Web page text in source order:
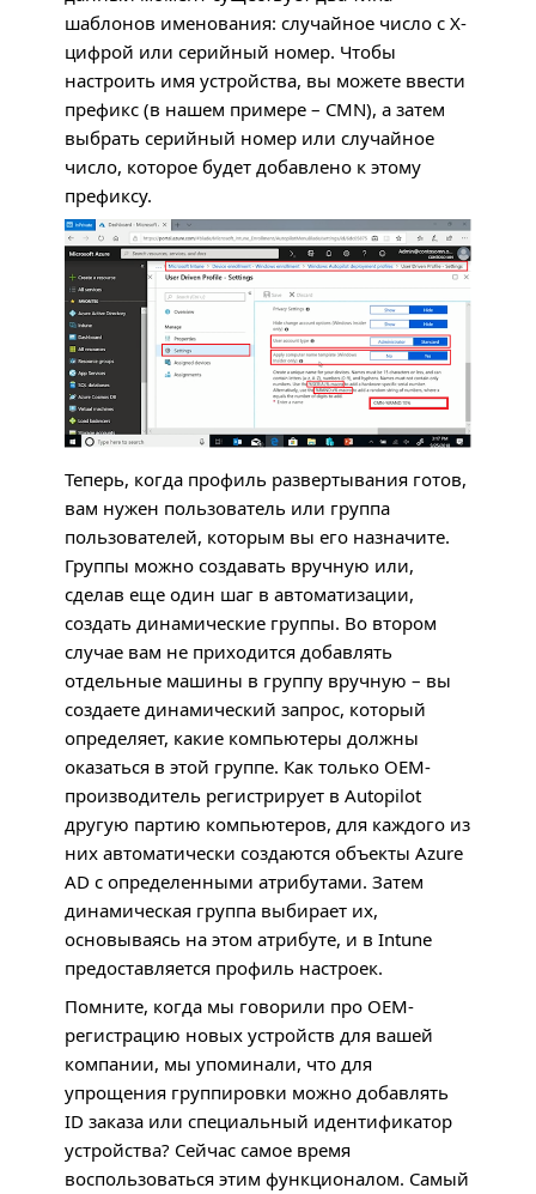
шаблонов именования: случайное число с X-
цифрой или серийный номер. Чтобы
настроить имя устройства, вы можете ввести
префикс (в нашем примере – CMN), а затем
выбрать серийный номер или случайное
число, которое будет добавлено к этому
префиксу.
Теперь, когда профиль развертывания готов,
вам нужен пользователь или группа
пользователей, которым вы его назначите.
Группы можно создавать вручную или,
сделав еще один шаг в автоматизации,
создать динамические группы. Во втором
случае вам не приходится добавлять
отдельные машины в группу вручную – вы
создаете динамический запрос, который
определяет, какие компьютеры должны
оказаться в этой группе. Как только OEM-
производитель регистрирует в Autopilot
другую партию компьютеров, для каждого из
них автоматически создаются объекты Azure
AD с определенными атрибутами. Затем
динамическая группа выбирает их,
основываясь на этом атрибуте, и в Intune
предоставляется профиль настроек.
Помните, когда мы говорили про OEM-
регистрацию новых устройств для вашей
компании, мы упоминали, что для
упрощения группировки можно добавлять
ID заказа или специальный идентификатор
устройства? Сейчас самое время
воспользоваться этим функционалом. Самый